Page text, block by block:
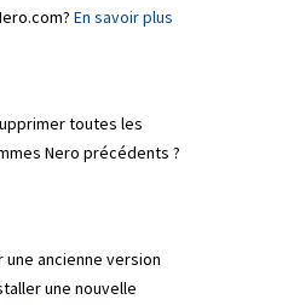
En savoir plus
toutes les
Nero précédents ?
ancienne version
une nouvelle